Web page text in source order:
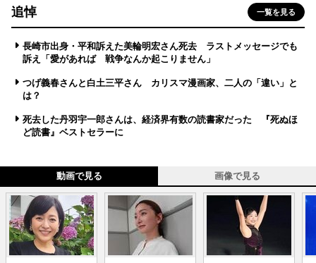
追悼 一覧を見る
長崎市出身・平和訴えた美輪明宏さん死去 ラストメッセージでも
訴え「愛があれば 戦争なんか起こりません」
つげ義春さんと白土三平さん カリスマ漫画家、二人の「違い」と
は？
死去した丹羽宇一郎さんは、経済界有数の読書家だった 『死ぬほ
ど読書』ベストセラーに
動画で見る 画像で見る